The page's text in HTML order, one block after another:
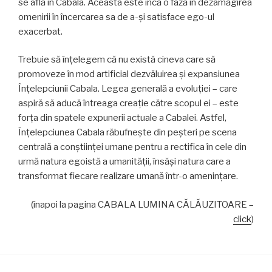
se află în Cabala. Aceasta este încă o fază în dezamăgirea
omenirii în încercarea sa de a-şi satisface ego-ul
exacerbat.
Trebuie să înțelegem că nu există cineva care să
promoveze în mod artificial dezvăluirea și expansiunea
Înţelepciunii Cabala. Legea generală a evoluției – care
aspiră să aducă întreaga creație către scopul ei – este
forța din spatele expunerii actuale a Cabalei. Astfel,
Înțelepciunea Cabala răbufneşte din peșteri pe scena
centrală a conștiinței umane pentru a rectifica în cele din
urmă natura egoistă a umanității, însăși natura care a
transformat fiecare realizare umană într-o amenințare.
(înapoi la pagina CABALA LUMINA CĂLĂUZITOARE –
click)